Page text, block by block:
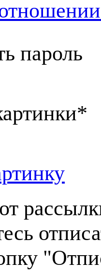
пароль
*